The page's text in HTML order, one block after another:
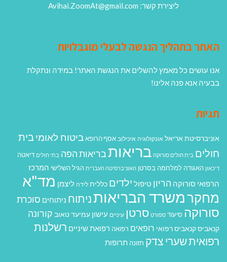
ליצירת קשר: Avihai.ZoomAt@gmail.com
האתר בתהליך הנגשה לבעלי מוגבלויות
אנו עושים כל מאמץ להשלים את הנגשת האתר! במידה ונתקלת
בבעיה אנא פנה אלינו!
תגיות
אוניברסיטת אריאל אונקולוגיה איכילוב אסף הרופא ביטוח לאומי בית
חולים בית חולים סורוקה בריאות בריאות הפה בתי חולים דיאטה
דיכאון האגודה למלחמה בסרטן האוניברסיטה העברית הגיל השלישי המרכז
הרפואי סורוקה הריון טיפול ילדים כללית לידה ליצמן מד"א
מחקרמשרד הבריאות ניתוח ניתוחים סוכרת
סורוקה סיעוד ספורט סרטן עיניים עישון עמיעד טאוב קורונה
קנאביסקנאביס רפואי רופאים רפואה רפואת שיניים רשלנות
רפואיתשערי צדק תזונה תרופות